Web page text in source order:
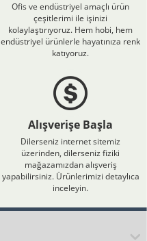
Ofis ve endüstriyel amaçlı ürün
çeşitlerimi ile işinizi
kolaylaştırıyoruz. Hem hobi, hem
endüstriyel ürünlerle hayatınıza renk
katıyoruz.
Alışverişe Başla
Dilerseniz internet sitemiz
üzerinden, dilerseniz fiziki
mağazamızdan alışveriş
yapabilirsiniz. Ürünlerimizi detaylıca
inceleyin.